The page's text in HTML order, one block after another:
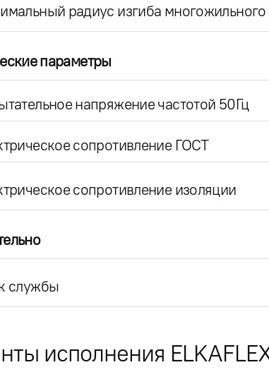
радиус изгиба многожильного
параметры
напряжение частотой 50Гц
сопротивление ГОСТ
сопротивление изоляции
службы
исполнения